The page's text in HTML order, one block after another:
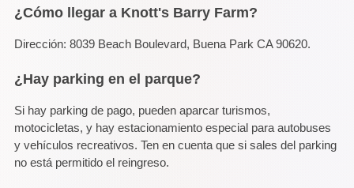
¿Cómo llegar a Knott's Barry Farm?
Dirección: 8039 Beach Boulevard, Buena Park CA 90620.
¿Hay parking en el parque?
Si hay parking de pago, pueden aparcar turismos,
motocicletas, y hay estacionamiento especial para autobuses
y vehículos recreativos. Ten en cuenta que si sales del parking
no está permitido el reingreso.